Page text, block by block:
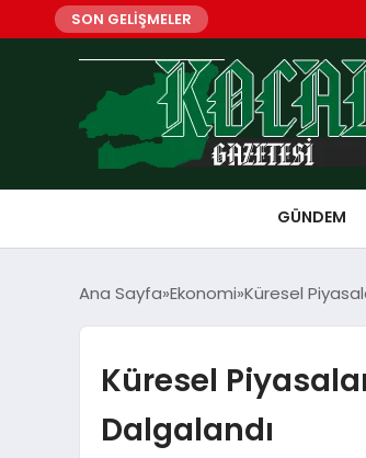
SON GELİŞMELER
GÜNDEM
Ana Sayfa Ekonomi Küresel
Küresel
Dalgalandı